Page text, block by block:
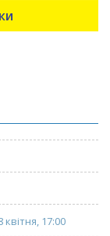
квітня, 17:00